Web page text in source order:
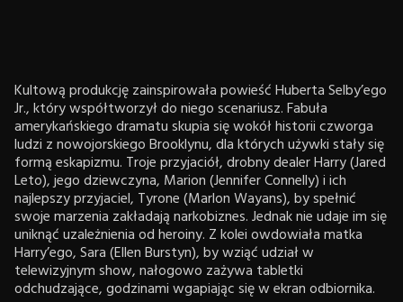
Kultową produkcję zainspirowała powieść Huberta Selby’ego
Jr., który współtworzył do niego scenariusz. Fabuła
amerykańskiego dramatu skupia się wokół historii czworga
ludzi z nowojorskiego Brooklynu, dla których używki stały się
formą eskapizmu. Troje przyjaciół, drobny dealer Harry (Jared
Leto), jego dziewczyna, Marion (Jennifer Connelly) i ich
najlepszy przyjaciel, Tyrone (Marlon Wayans), by spełnić
swoje marzenia zakładają narkobiznes. Jednak nie udaje im się
uniknąć uzależnienia od heroiny. Z kolei owdowiała matka
Harry’ego, Sara (Ellen Burstyn), by wziąć udział w
telewizyjnym show, nałogowo zażywa tabletki
odchudzające, godzinami wgapiając się w ekran odbiornika.